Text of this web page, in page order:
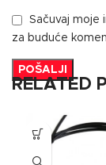
Sačuvaj moje
za buduće
RELATED